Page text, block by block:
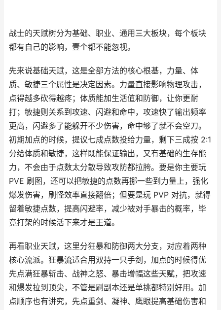
战士的天赋树分为基础、职业、通用三大板块，每个板块
都有自己的影响，壹个都不能忽视。
先来说基础天赋，这是全部方法的核心根基，力量、体
质、敏捷三个属性是决定因素。力量直接影响物理攻击，
点得越多砍得越疼；体质能加生活值和防御，让你更耐
打；敏捷则关系到攻速、闪避和命中，攻速快了输出频率
更高，闪避多了能躲开不少伤害，命中够了就不会空刀。
初期加点的时候，提议七成点数投给力量，剩下三成按 2:1
分给体质和敏捷，这样既能保证输出，又有基础的生存能
力，不会由于点数太分散导致攻防都拉胯。要是你主要玩
PVE 刷图，还可以把敏捷的点数再挪一些到力量上，强化
爆发伤害，刷怪效率直接翻倍；但要是玩 PVP 对抗，就得
留着敏捷点数，提高闪避率，减少被对手暴击的概率，毕
竟打架的时候活下来才是王道。
再看职业天赋，这里分狂暴和防御两大分支，对应着两种
核心流派。狂暴流适合用双持一只手剑，加点的时候得优
先点满狂暴斩击、战神之怒、暴击增幅这些天赋，把攻速
和爆发拉到顶尖，不管是刷副本还是单挑都特别好用。加
点顺序也有讲究，先点重剑、凝神、鹰眼提高基础伤害和